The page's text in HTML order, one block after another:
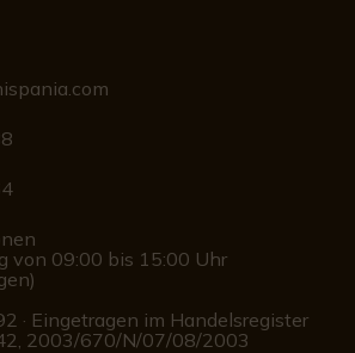
von 09:00 bis 15:00 Uhr
· Eingetragen im Handelsregister
2003/670/N/07/08/2003